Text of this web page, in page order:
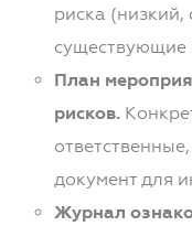
риска (низкий,
существующие
План
рисков.
документ для
Журнал